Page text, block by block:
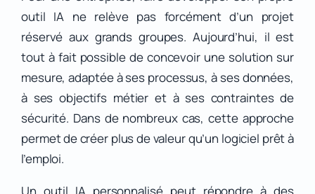
outil IA ne relève pas forcément d’un projet
réservé aux grands groupes. Aujourd’hui, il est
tout à fait possible de concevoir une solution sur
mesure, adaptée à ses processus, à ses données,
à ses objectifs métier et à ses contraintes de
sécurité. Dans de nombreux cas, cette approche
permet de créer plus de valeur qu’un logiciel prêt à
l’emploi.